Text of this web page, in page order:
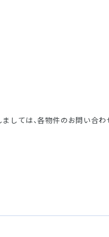
しては、各物件のお問い合わ